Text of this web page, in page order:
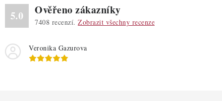
5.0 Ověřeno zákazníky
7408 recenzí. Zobrazit všechny recenze
Veronika Gazurova